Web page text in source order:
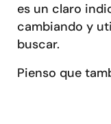
es un claro
cambiando y
buscar.
Pienso que